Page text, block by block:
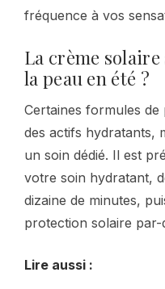
fréquence à vos
La crème
la peau en été ?
Certaines formules
des actifs hydratants,
un soin dédié. Il est
votre soin hydratant,
dizaine de minutes,
protection solaire par-
Lire aussi :